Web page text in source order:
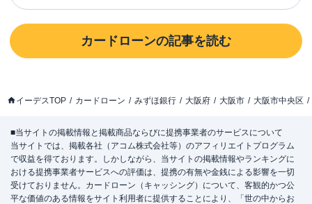
カードローンの記事を読む
イーデスTOP カードローン みずほ銀行 大阪府 大阪市 大阪市中央区
■当サイトの掲載情報と掲載商品ならびに提携事業者のサービスについて
当サイトでは、掲載各社（アコム株式会社等）のアフィリエイトプログラム
で収益を得ております。しかしながら、当サイトの掲載情報やランキングに
おける提携事業者サービスへの評価は、提携の有無や金銭による影響を一切
受けておりません。カードローン（キャッシング）について、客観的かつ公
平な価値のある情報をサイト利用者に提供することにより、「世の中からお